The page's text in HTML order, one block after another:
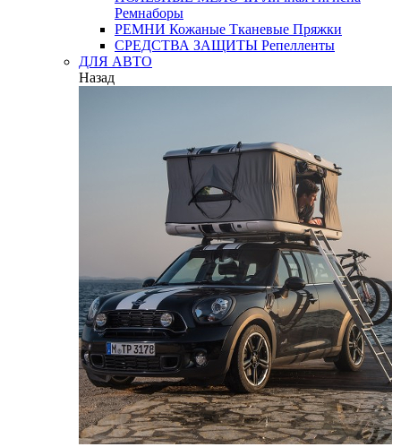
Ремнаборы
РЕМНИ Кожаные Тканевые Пряжки
СРЕДСТВА ЗАЩИТЫ Репелленты
ДЛЯ АВТО
Назад